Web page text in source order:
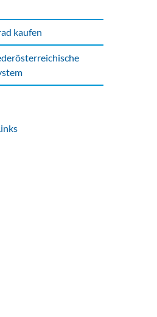
kaufen